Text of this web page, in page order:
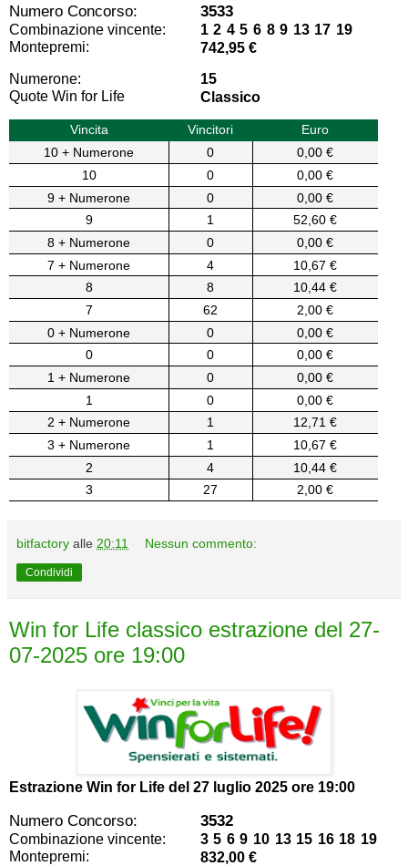
Numero Concorso: 3533
Combinazione vincente:
1 2 4 5 6 8 9 13 17 19
Montepremi:
742,95 €
Numerone:
15
Quote Win for Life
Classico
Vincita Vincitori
Euro
10 + Numerone
0
0,00 €
10
0
0,00 €
9 + Numerone
0
0,00 €
9
1
52,60 €
8 + Numerone
0
0,00 €
7 + Numerone
4
10,67 €
8
8
10,44 €
7
62
2,00 €
0 + Numerone
0
0,00 €
0
0
0,00 €
1 + Numerone
0
0,00 €
1
0
0,00 €
2 + Numerone
1
12,71 €
3 + Numerone
1
10,67 €
2
4
10,44 €
3
27 2,00 €
bitfactory alle 20:11 Nessun commento:
Condividi
Win for Life classico estrazione del 27-
07-2025 ore 19:00
Estrazione Win for Life del 27 luglio 2025 ore 19:00
Numero Concorso: 3532
Combinazione vincente:
3 5 6 9 10 13 15 16 18 19
Montepremi:
832,00 €